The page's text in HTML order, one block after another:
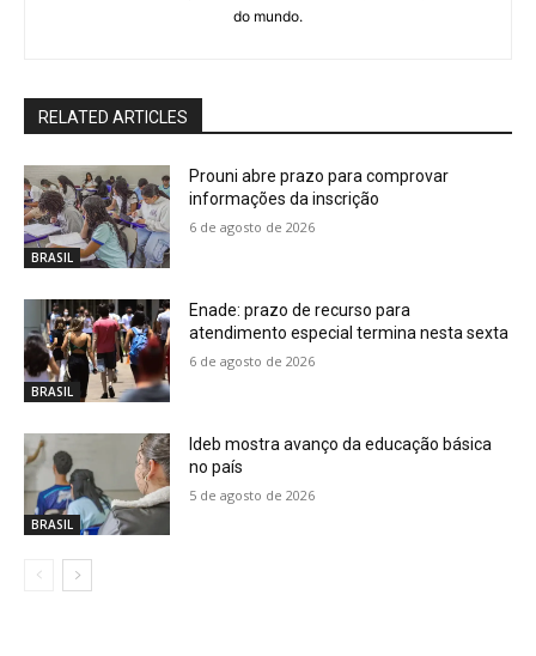
do mundo.
RELATED ARTICLES
BRASIL
Prouni abre prazo para comprovar
informações da inscrição
6 de agosto de 2026
BRASIL
Enade: prazo de recurso para
atendimento especial termina nesta sexta
6 de agosto de 2026
BRASIL
Ideb mostra avanço da educação básica
no país
5 de agosto de 2026